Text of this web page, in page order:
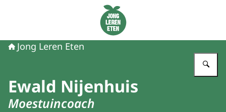
Naar de homepage van Jong Leren Eten
Jong Leren Eten
Ewald Nijenhuis
Moestuincoach